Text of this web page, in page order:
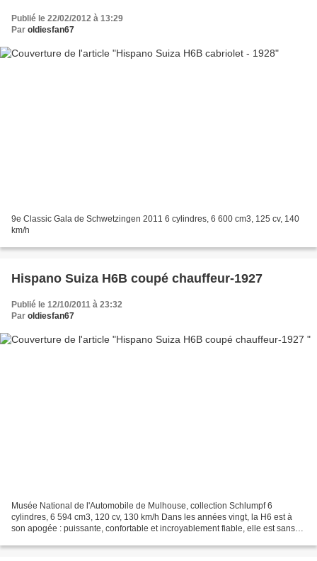
Publié le 22/02/2012 à 13:29
Par oldiesfan67
9e Classic Gala de Schwetzingen 2011 6 cylindres, 6 600 cm3, 125 cv, 140
km/h
Hispano Suiza H6B coupé chauffeur-1927
Publié le 12/10/2011 à 23:32
Par oldiesfan67
Musée National de l'Automobile de Mulhouse, collection Schlumpf 6
cylindres, 6 594 cm3, 120 cv, 130 km/h Dans les années vingt, la H6 est à
son apogée : puissante, confortable et incroyablement fiable, elle est sans